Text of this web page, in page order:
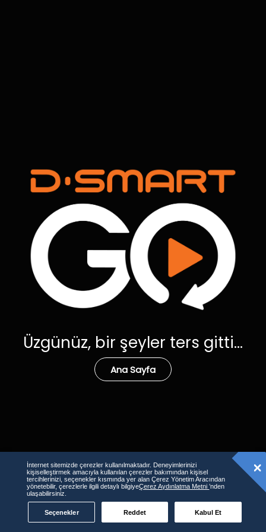
Üzgünüz, bir şeyler ters gitti...
Ana Sayfa
İnternet sitemizde çerezler kullanılmaktadır. Deneyimlerinizi
kişiselleştirmek amacıyla kullanılan çerezler bakımından kişisel
tercihlerinizi, seçenekler kısmında yer alan Çerez Yönetim Aracından
yönetebilir, çerezlerle ilgili detaylı bilgiyeÇerez Aydınlatma Metni’nden
ulaşabilirsiniz.
Seçenekler Reddet Kabul Et